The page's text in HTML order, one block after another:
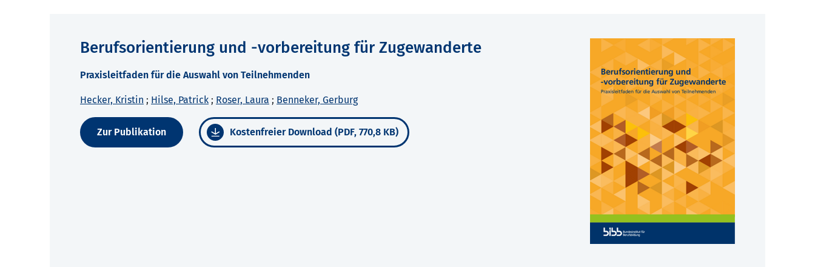
Berufsorientierung und -vorbereitung für Zugewanderte
Praxisleitfaden für die Auswahl von Teilnehmenden
Hecker, Kristin ; Hilse, Patrick ; Roser, Laura ; Benneker, Gerburg
Zur Publikation Kostenfreier Download (PDF, 770,8 KB)